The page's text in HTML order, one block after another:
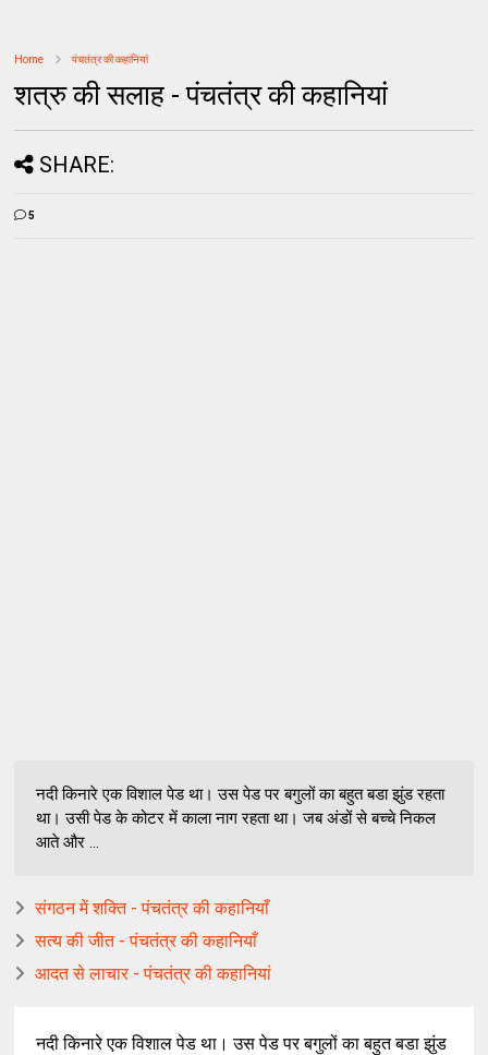
Home पंचतंत्र की कहानियां
शत्रु की सलाह - पंचतंत्र की कहानियां
SHARE:
5
नदी किनारे एक विशाल पेड था। उस पेड पर बगुलों का बहुत बडा झुंड रहता
था। उसी पेड के कोटर में काला नाग रहता था। जब अंडों से बच्चे निकल
आते और ...
संगठन में शक्ति - पंचतंत्र की कहानियाँ
सत्य की जीत - पंचतंत्र की कहानियाँ
आदत से लाचार - पंचतंत्र की कहानियां
नदी किनारे एक विशाल पेड था। उस पेड पर बगुलों का बहुत बडा झुंड